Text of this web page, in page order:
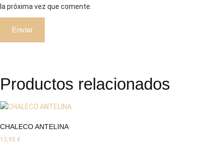
la próxima vez que comente.
Productos relacionados
CHALECO ANTELINA
13,95 €